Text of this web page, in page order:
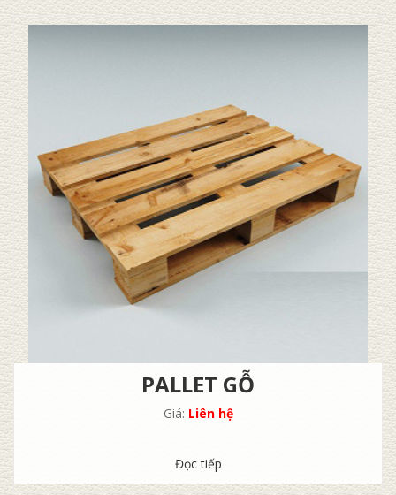
PALLET GỖ
Giá: Liên hệ
Đọc tiếp